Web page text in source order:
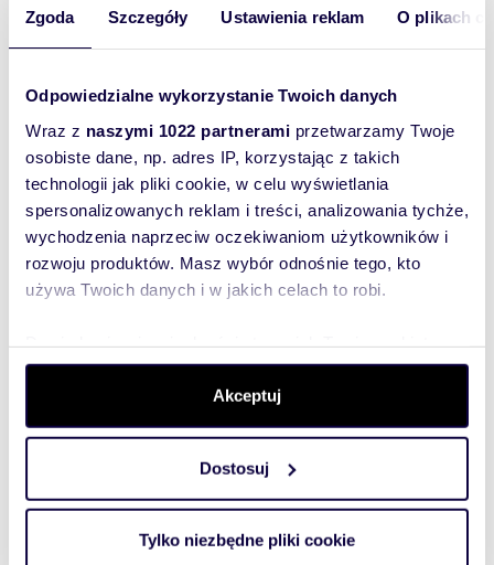
Zgoda Szczegóły Ustawienia reklam O plikach
Odpowiedzialne wykorzystanie Twoich danych
Wraz z naszymi 1022 partnerami przetwarzamy Twoje
osobiste dane, np. adres IP, korzystając z takich
technologii jak pliki cookie, w celu wyświetlania
spersonalizowanych reklam i treści, analizowania tychże,
wychodzenia naprzeciw oczekiwaniom użytkowników i
rozwoju produktów. Masz wybór odnośnie tego, kto
używa Twoich danych i w jakich celach to robi.
dane są przetwarzane oraz ustaw własne preferencje w
. W Deklaracji plików cookie możesz
zmienić lub wycofać swoją zgodę w dowolnej chwili.
Wykorzystujemy pliki cookie do spersonalizowania treści
i reklam, aby oferować funkcje społecznościowe i
korzystasz z naszej witryny, udostępniamy partnerom
Akceptuj
Dostosuj
Tylko niezbędne pliki cookie
21m2 2 143zł/m 2
własność
45 000 zł
garaż Tczew, Sadowa
Sprzedam garaż w Tczewie ul. Sadowa na